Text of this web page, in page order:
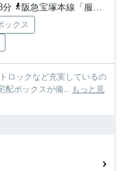
分
阪急宝塚本線「服部天神」駅 徒歩22分
ックス
ロックなど充実しているの
配ボックスが備... もっと見